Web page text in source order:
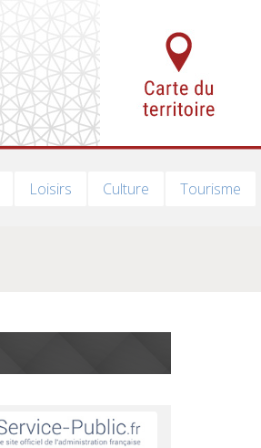
Loisirs Culture
Tourisme